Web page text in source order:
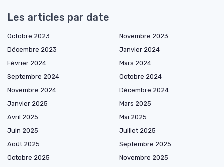
Les articles par date
Octobre 2023
Novembre 2023
Décembre 2023
Janvier 2024
Février 2024
Mars 2024
Septembre 2024
Octobre 2024
Novembre 2024
Décembre 2024
Janvier 2025
Mars 2025
Avril 2025
Mai 2025
Juin 2025
Juillet 2025
Août 2025
Septembre 2025
Octobre 2025
Novembre 2025